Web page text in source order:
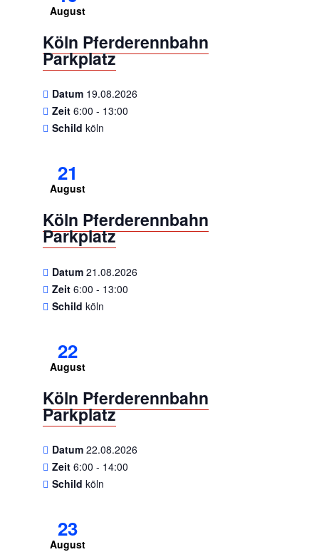
August
Köln Pferderennbahn
Parkplatz
Datum 19.08.2026
Zeit 6:00 - 13:00
Schild köln
21
August
Köln Pferderennbahn
Parkplatz
Datum 21.08.2026
Zeit 6:00 - 13:00
Schild köln
22
August
Köln Pferderennbahn
Parkplatz
Datum 22.08.2026
Zeit 6:00 - 14:00
Schild köln
23
August